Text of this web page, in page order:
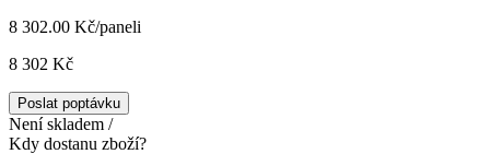
8 302.00 Kč/paneli
8 302 Kč
Poslat poptávku
Není skladem /
Kdy dostanu zboží?